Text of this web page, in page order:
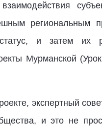
региональным
и затем их
Мурманской
экспертный
и это не